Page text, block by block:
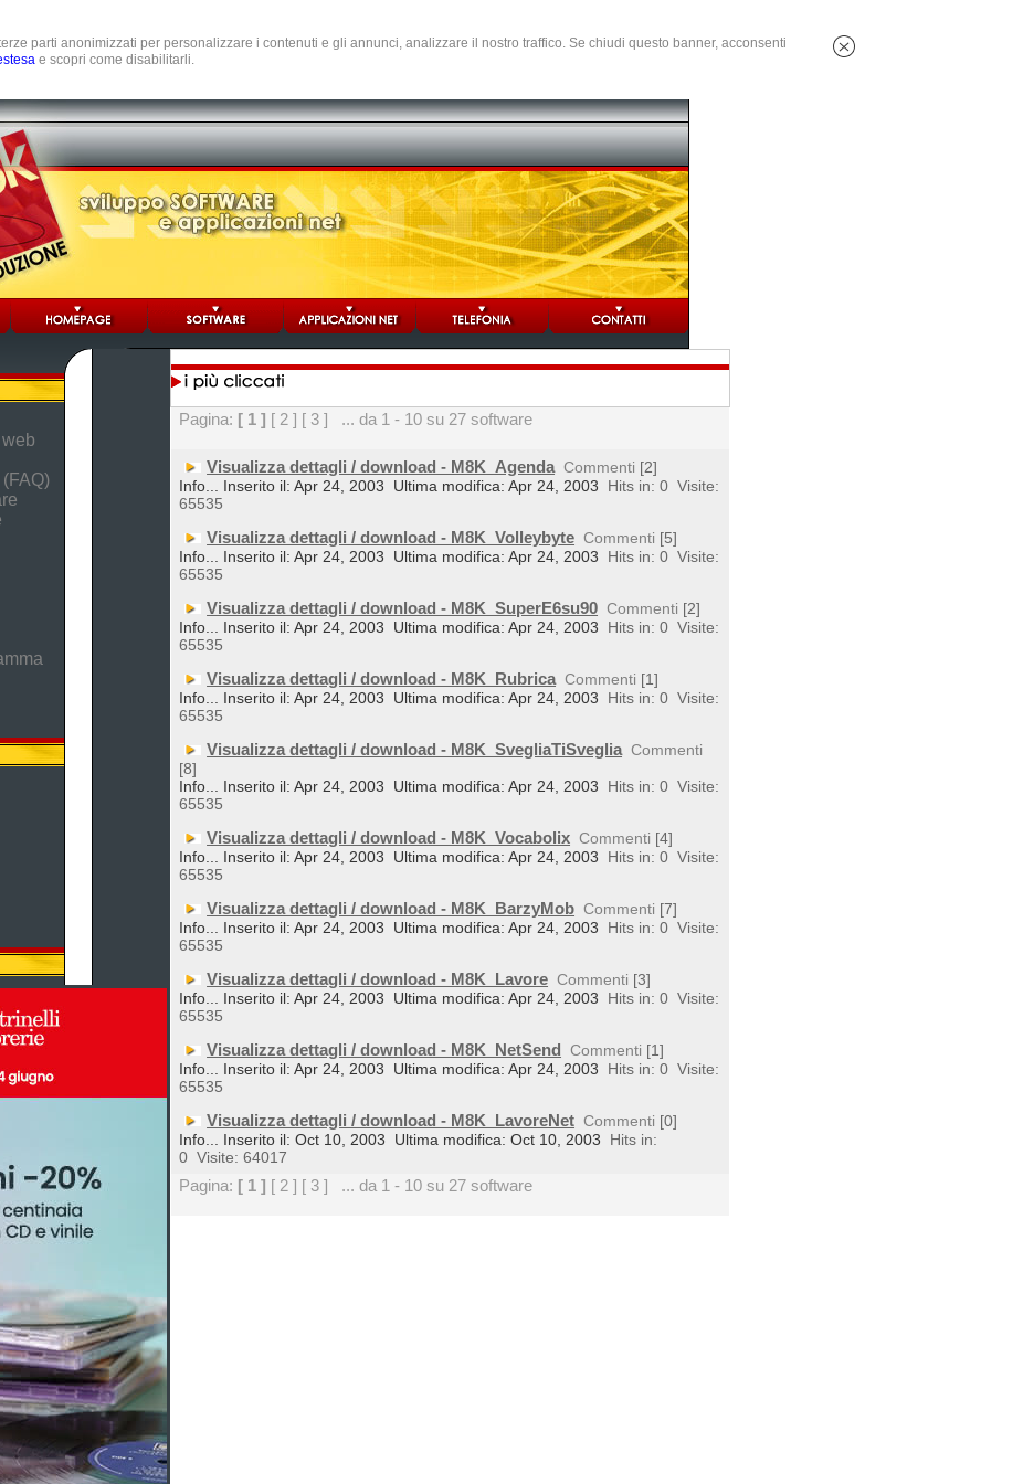
parti anonimizzati per personalizzare i contenuti e gli annunci, analizzare il nostro traffico. Se chiudi questo banner, acconsenti
e scopri come disabilitarli.
Pagina: [ 1 ] [ 2 ] [ 3 ] ... da 1 - 10 su 27 software
Visualizza dettagli / download - M8K_Agenda Commenti [2]
Info... Inserito il: Apr 24, 2003
Ultima modifica: Apr 24, 2003 Hits in: 0 Visite:
65535
Visualizza dettagli / download - M8K_Volleybyte Commenti [5]
Info... Inserito il: Apr 24, 2003
Ultima modifica: Apr 24, 2003 Hits in: 0 Visite:
65535
Visualizza dettagli / download - M8K_SuperE6su90 Commenti [2]
Info... Inserito il: Apr 24, 2003
Ultima modifica: Apr 24, 2003 Hits in: 0 Visite:
65535
Visualizza dettagli / download - M8K_Rubrica Commenti [1]
Info... Inserito il: Apr 24, 2003
Ultima modifica: Apr 24, 2003 Hits in: 0 Visite:
65535
Visualizza dettagli / download - M8K_SvegliaTiSveglia Commenti
[8]
Info... Inserito il: Apr 24, 2003
Ultima modifica: Apr 24, 2003 Hits in: 0 Visite:
65535
Visualizza dettagli / download - M8K_Vocabolix Commenti [4]
Info... Inserito il: Apr 24, 2003
Ultima modifica: Apr 24, 2003 Hits in: 0 Visite:
65535
Visualizza dettagli / download - M8K_BarzyMob Commenti [7]
Info... Inserito il: Apr 24, 2003
Ultima modifica: Apr 24, 2003 Hits in: 0 Visite:
65535
Visualizza dettagli / download - M8K_Lavore Commenti [3]
Info... Inserito il: Apr 24, 2003
Ultima modifica: Apr 24, 2003 Hits in: 0 Visite:
65535
Visualizza dettagli / download - M8K_NetSend Commenti [1]
Info... Inserito il: Apr 24, 2003
Ultima modifica: Apr 24, 2003 Hits in: 0 Visite:
65535
Visualizza dettagli / download - M8K_LavoreNet Commenti [0]
Info... Inserito il: Oct 10, 2003
Ultima modifica: Oct 10, 2003
Hits in:
0 Visite: 64017
Pagina: [ 1 ] [ 2 ] [ 3 ] ... da 1 - 10 su 27 software